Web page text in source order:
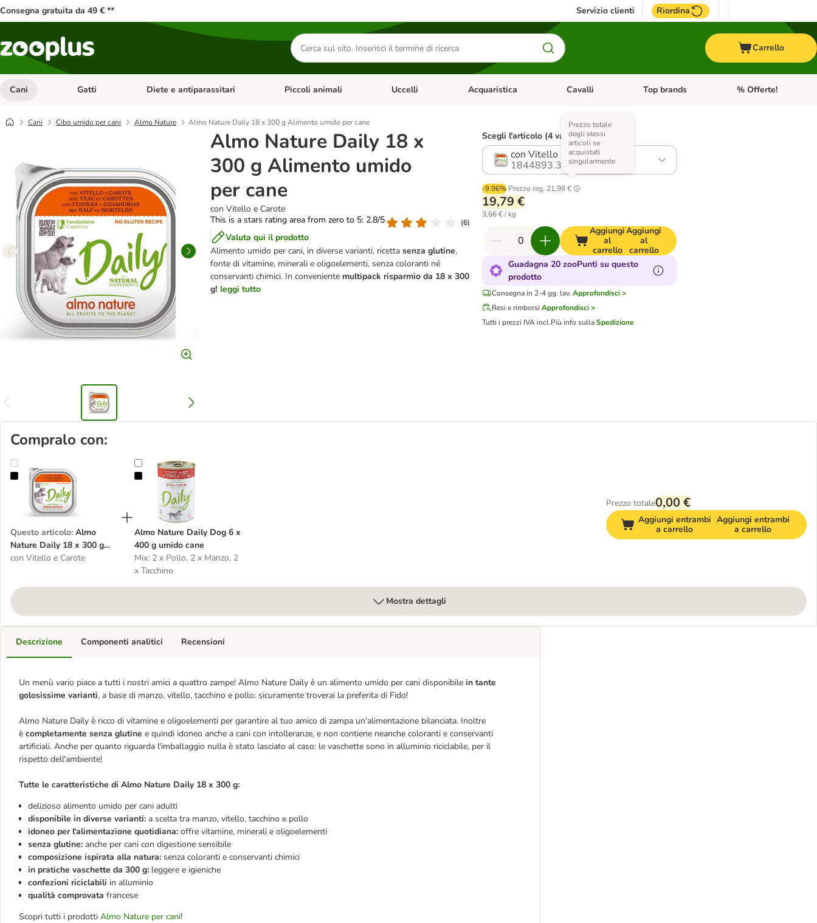
Consegna gratuita da 49 € ** Servizio clienti Riordina
Cerca
prodotti
Carrello
Cani Apri Menu Categoria: Cani
Gatti Apri Menu Categoria: Gatti
Diete e antiparassitari Apri Menu Categoria: Diete e antiparassitari
Piccoli animali Apri Menu Categoria: Piccoli animali
Uccelli Apri Menu Categoria: Uccelli
Acquaristica Apri Menu Categoria: Acquaristica
Cavalli Apri Menu Categoria: Cavalli
Top brands Apri Menu Categoria:
% Offerte!
Cani Cibo umido per cani Almo Nature Almo Nature Daily 18 x 300 g Alimento umido per cane
Almo Nature Daily 18 x
300 g Alimento umido
per cane
con Vitello e Carote
This is a stars rating area from zero to 5: 2.8/5
(6)
Valuta qui il prodotto
Alimento umido per cani, in diverse varianti, ricettasenza glutine,
fonte di vitamine, minerali e oligoelementi, senza coloranti né
conservanti chimici. In conveniente multipack risparmio da 18 x 300
g! leggi tutto
Scegli l'articolo (4 varianti)
con Vitello e Carote
1844893.3
-9.96% Prezzo reg. 21,98 €
Prezzo totale
degli stessi
articoli se
acquistati
singolarmente
19,79 €
3,66 € / kg
Aggiungi
al
carrello
Aggiungi
al
carrello
Guadagna 20 zooPunti su questo
prodotto
Consegna in 2-4 gg. lav. Approfondisci >
Resi e rimborsi Approfondisci >
Tutti i prezzi IVA incl.Più info sullaSpedizione
Compralo con:
Almo Nature Daily 18 x 300 g Alimento umido per cane
Questo articolo: Almo
Nature Daily 18 x 300 g
Alimento umido per cane
con Vitello e Carote
Almo Nature Daily Dog 6 x 400 g umido cane
Almo Nature Daily Dog 6 x
400 g umido cane
Mix: 2 x Pollo, 2 x Manzo, 2
x Tacchino
Prezzo totale0,00 €
Aggiungi entrambi
a carrello
Aggiungi entrambi
a carrello
Mostra dettagli
Descrizione
Un menù vario piace a tutti i nostri amici a quattro zampe! Almo Nature Daily è un alimento umido per cani disponibile in tante
golosissime varianti, a base di manzo, vitello, tacchino e pollo: sicuramente troverai la preferita di Fido!
Almo Nature Daily è ricco di vitamine e oligoelementi per garantire al tuo amico di zampa un'alimentazione bilanciata. Inoltre
è completamente senza glutine e quindi idoneo anche a cani con intolleranze, e non contiene neanche coloranti e conservanti
artificiali. Anche per quanto riguarda l'imballaggio nulla è stato lasciato al caso: le vaschette sono in alluminio riciclabile, per il
rispetto dell'ambiente!
Tutte le caratteristiche di Almo Nature Daily 18 x 300 g:
delizioso alimento umido per cani adulti
disponibile in diverse varianti: a scelta tra manzo, vitello, tacchino e pollo
idoneo per l'alimentazione quotidiana: offre vitamine, minerali e oligoelementi
senza glutine: anche per cani con digestione sensibile
composizione ispirata alla natura: senza coloranti e conservanti chimici
in pratiche vaschette da 300 g: leggere e igieniche
confezioni riciclabili in alluminio
qualità comprovata francese
Scopri tutti i prodotti Almo Nature per cani!
Componenti analitici Recensioni